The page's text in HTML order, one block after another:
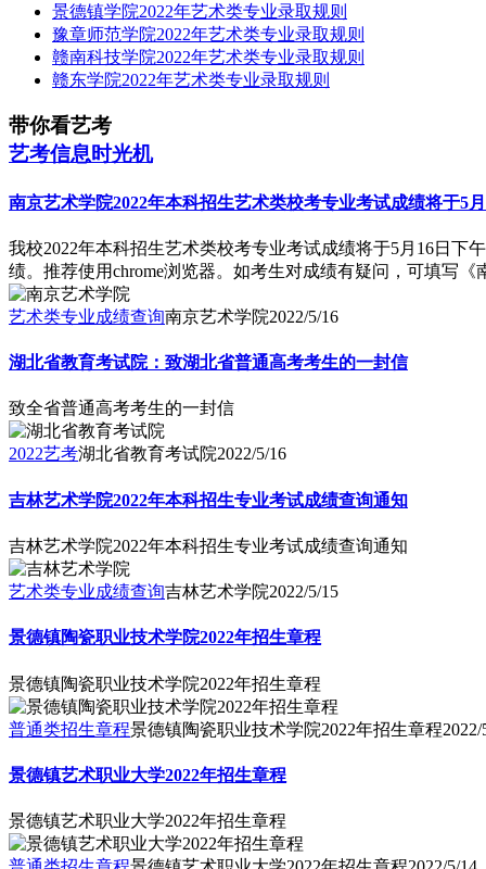
景德镇学院2022年艺术类专业录取规则
豫章师范学院2022年艺术类专业录取规则
赣南科技学院2022年艺术类专业录取规则
赣东学院2022年艺术类专业录取规则
带你看艺考
艺考信息时光机
南京艺术学院2022年本科招生艺术类校考专业考试成绩将于5
我校2022年本科招生艺术类校考专业考试成绩将于5月16日下
绩。推荐使用chrome浏览器。如考生对成绩有疑问，可填写
艺术类专业成绩查询南京艺术学院2022/5/16
湖北省教育考试院：致湖北省普通高考考生的一封信
致全省普通高考考生的一封信
2022艺考湖北省教育考试院2022/5/16
吉林艺术学院2022年本科招生专业考试成绩查询通知
吉林艺术学院2022年本科招生专业考试成绩查询通知
艺术类专业成绩查询吉林艺术学院2022/5/15
景德镇陶瓷职业技术学院2022年招生章程
景德镇陶瓷职业技术学院2022年招生章程
普通类招生章程景德镇陶瓷职业技术学院2022年招生章程2022/
景德镇艺术职业大学2022年招生章程
景德镇艺术职业大学2022年招生章程